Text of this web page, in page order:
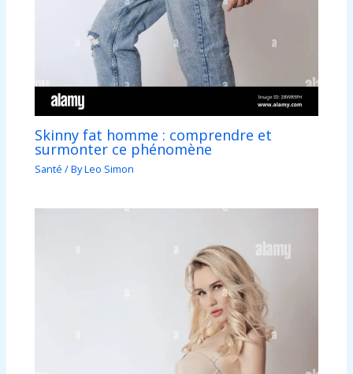
Skinny fat homme : comprendre et
surmonter ce phénomène
Santé / ByLeo Simon